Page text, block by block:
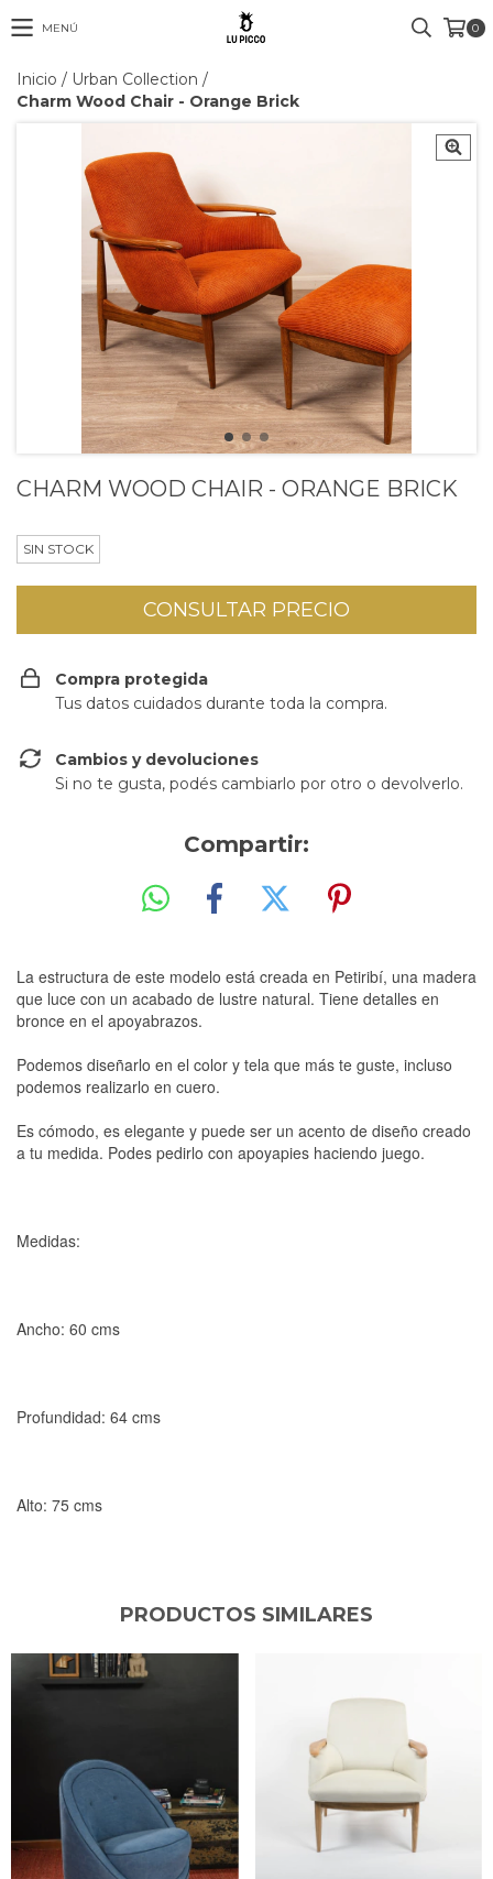
MENÚ 0
Inicio / Urban Collection /
Charm Wood Chair - Orange Brick
CHARM WOOD CHAIR - ORANGE BRICK
SIN STOCK
Compra protegida
Tus datos cuidados durante toda la compra.
Cambios y devoluciones
Si no te gusta, podés cambiarlo por otro o devolverlo.
Compartir:
La estructura de este modelo está creada en Petiribí, una madera
que luce con un acabado de lustre natural. Tiene detalles en
bronce en el apoyabrazos.
Podemos diseñarlo en el color y tela que más te guste, incluso
podemos realizarlo en cuero.
Es cómodo, es elegante y puede ser un acento de diseño creado
a tu medida. Podes pedirlo con apoyapies haciendo juego.
Medidas:
Ancho: 60 cms
Profundidad: 64 cms
Alto: 75 cms
PRODUCTOS SIMILARES